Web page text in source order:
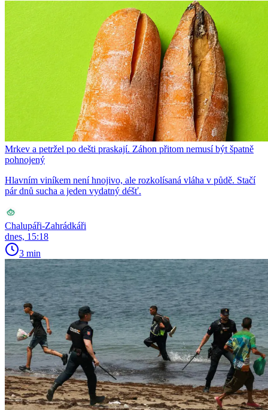
Mrkev a petržel po dešti praskají. Záhon přitom nemusí být špatně
pohnojený
Hlavním viníkem není hnojivo, ale rozkolísaná vláha v půdě. Stačí
pár dnů sucha a jeden vydatný déšť.
Chalupáři-Zahrádkáři
dnes, 15:18
3 min